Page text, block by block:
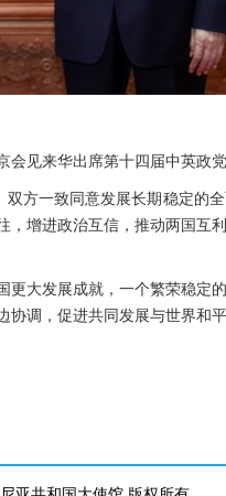
见来华出席第十四届中英政
方一致同意发展长期稳定的
增进政治互信，推动两国互
大发展成就，一个繁荣稳定
调，促进共同发展与世界和平